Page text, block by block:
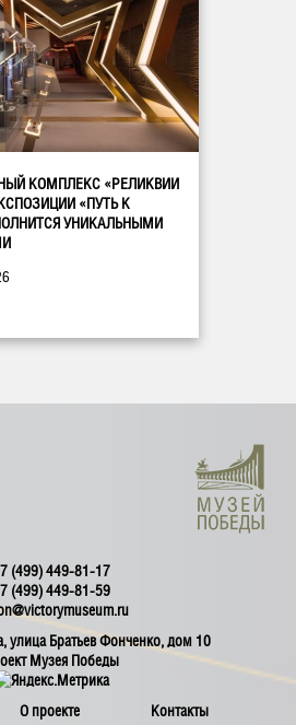
КОМПЛЕКС «РЕЛИКВИИ
«ПУТЬ К
УНИКАЛЬНЫМИ
О проекте Контакты
(499) 449-81-17
(499) 449-81-59
улица Братьев Фонченко, дом 10
Музея Победы